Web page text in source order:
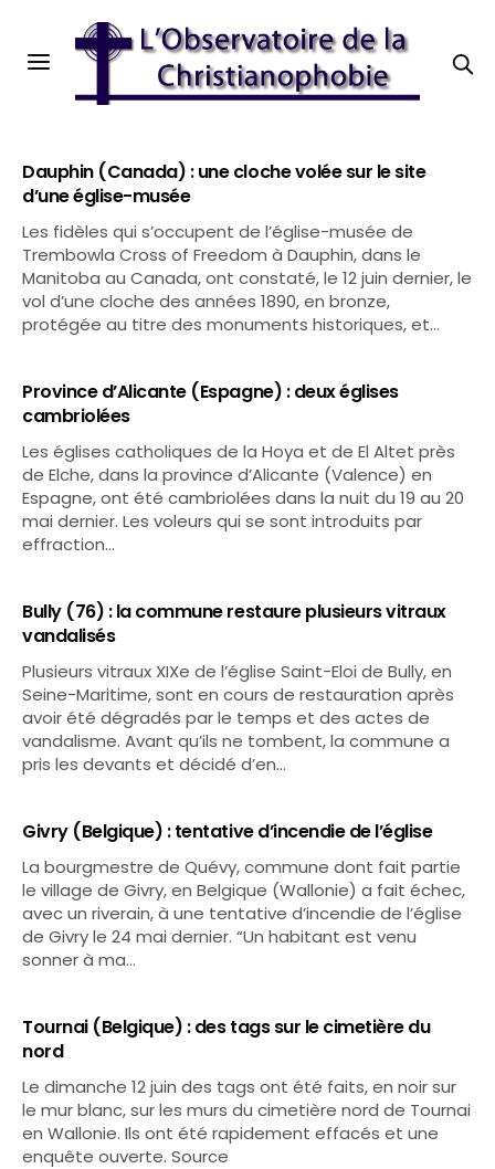
Dauphin (Canada) : une cloche volée sur le site
d’une église-musée
Les fidèles qui s’occupent de l’église-musée de
Trembowla Cross of Freedom à Dauphin, dans le
Manitoba au Canada, ont constaté, le 12 juin dernier, le
vol d’une cloche des années 1890, en bronze,
protégée au titre des monuments historiques, et…
Province d’Alicante (Espagne) : deux églises
cambriolées
Les églises catholiques de la Hoya et de El Altet près
de Elche, dans la province d’Alicante (Valence) en
Espagne, ont été cambriolées dans la nuit du 19 au 20
mai dernier. Les voleurs qui se sont introduits par
effraction…
Bully (76) : la commune restaure plusieurs vitraux
vandalisés
Plusieurs vitraux XIXe de l’église Saint-Eloi de Bully, en
Seine-Maritime, sont en cours de restauration après
avoir été dégradés par le temps et des actes de
vandalisme. Avant qu’ils ne tombent, la commune a
pris les devants et décidé d’en…
Givry (Belgique) : tentative d’incendie de l’église
La bourgmestre de Quévy, commune dont fait partie
le village de Givry, en Belgique (Wallonie) a fait échec,
avec un riverain, à une tentative d’incendie de l’église
de Givry le 24 mai dernier. “Un habitant est venu
sonner à ma…
Tournai (Belgique) : des tags sur le cimetière du
nord
Le dimanche 12 juin des tags ont été faits, en noir sur
le mur blanc, sur les murs du cimetière nord de Tournai
en Wallonie. Ils ont été rapidement effacés et une
enquête ouverte. Source